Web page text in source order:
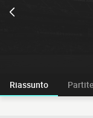
Riassunto Partite